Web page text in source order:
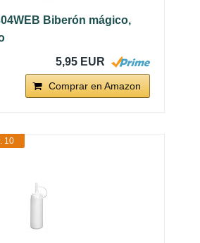
Biberón mágico,
5,95 EUR
Comprar en Amazon
10